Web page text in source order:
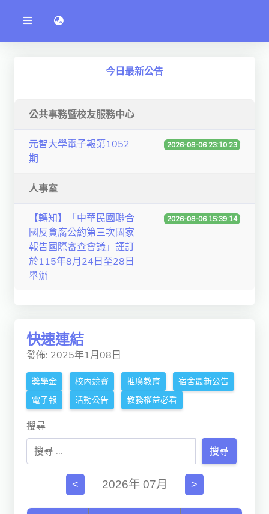
公
告
系
資訊學院
人文社社會學院
電機通訊學院
研究中心
通識教學部
獨立學術單位
語言切換 language switch
今日最新公告
公共事務暨校友服務中心
元智大學電子報第1052
期
2026-08-06 23:10:23
人事室
【轉知】「中華民國聯合
國反貪腐公約第三次國家
報告國際審查會議」謹訂
於115年8月24日至28日
舉辦
2026-08-06 15:39:14
快速連結
發佈: 2025年1月08日
獎學金 校內競賽 推廣教育
宿舍最新公告
電子報
活動公告 教務權益必看
搜尋
搜尋
< 2026年 07月 >